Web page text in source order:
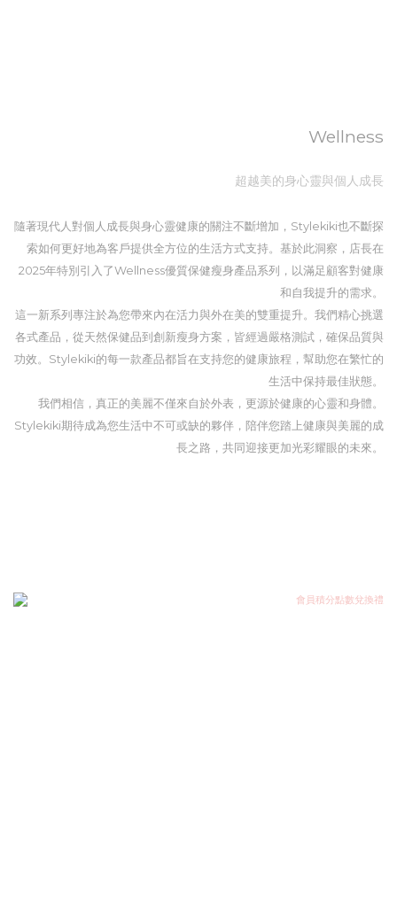
Wellness
超越美的身心靈與個人成長
隨著現代人對個人成長與身心靈健康的關注不斷增加，Stylekiki也不斷探
索如何更好地為客戶提供全方位的生活方式支持。基於此洞察，店長在
2025年特別引入了Wellness優質保健瘦身產品系列，以滿足顧客對健康
和自我提升的需求。
這一新系列專注於為您帶來內在活力與外在美的雙重提升。我們精心挑選
各式產品，從天然保健品到創新瘦身方案，皆經過嚴格測試，確保品質與
功效。Stylekiki的每一款產品都旨在支持您的健康旅程，幫助您在繁忙的
生活中保持最佳狀態。
我們相信，真正的美麗不僅來自於外表，更源於健康的心靈和身體。
Stylekiki期待成為您生活中不可或缺的夥伴，陪伴您踏上健康與美麗的成
長之路，共同迎接更加光彩耀眼的未來。